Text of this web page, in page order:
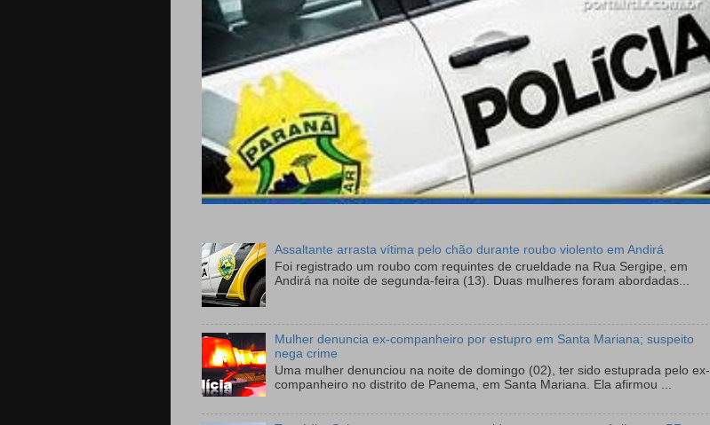
Assaltante arrasta vítima pelo chão durante roubo violento em Andirá
Foi registrado um roubo com requintes de crueldade na Rua Sergipe, em
Andirá na noite de segunda-feira (13). Duas mulheres foram abordadas...
Mulher denuncia ex-companheiro por estupro em Santa Mariana; suspeito
nega crime
Uma mulher denunciou na noite de domingo (02), ter sido estuprada pelo ex-
companheiro no distrito de Panema, em Santa Mariana. Ela afirmou ...